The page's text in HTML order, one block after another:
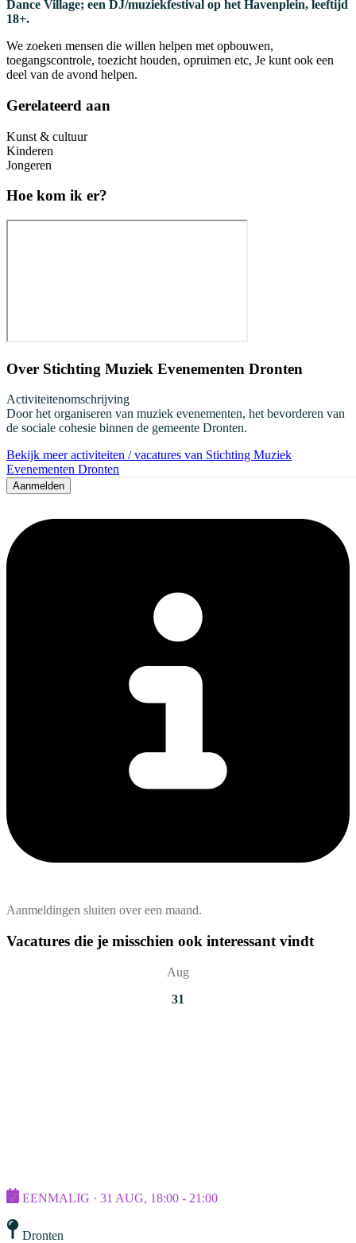
Dance Village; een DJ/muziekfestival op het Havenplein, leeftijd
18+.
We zoeken mensen die willen helpen met opbouwen,
toegangscontrole, toezicht houden, opruimen etc, Je kunt ook een
deel van de avond helpen.
Gerelateerd aan
Kunst & cultuur
Kinderen
Jongeren
Hoe kom ik er?
Over Stichting Muziek Evenementen Dronten
Activiteitenomschrijving
Door het organiseren van muziek evenementen, het bevorderen van
de sociale cohesie binnen de gemeente Dronten.
Bekijk meer activiteiten / vacatures van Stichting Muziek
Evenementen Dronten
Aanmelden
Aanmeldingen sluiten over een maand.
Vacatures die je misschien ook interessant vindt
Aug
31
EENMALIG · 31 AUG, 18:00 - 21:00
Dronten